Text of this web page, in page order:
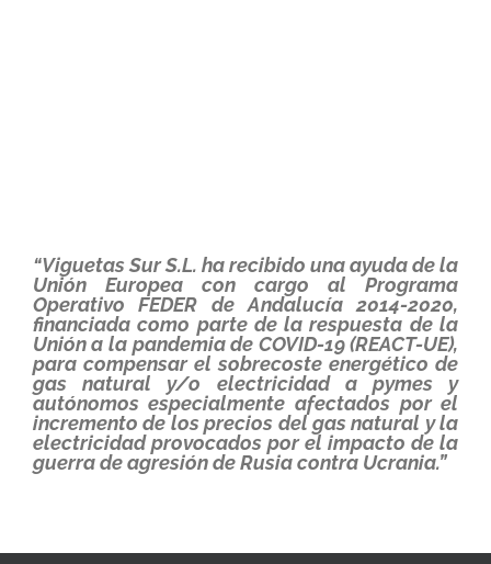
“Viguetas Sur S.L. ha recibido una ayuda de la
Unión Europea con cargo al Programa
Operativo FEDER de Andalucía 2014-2020,
financiada como parte de la respuesta de la
Unión a la pandemia de COVID-19 (REACT-UE),
para compensar el sobrecoste energético de
gas natural y/o electricidad a pymes y
autónomos especialmente afectados por el
incremento de los precios del gas natural y la
electricidad provocados por el impacto de la
guerra de agresión de Rusia contra Ucrania.”